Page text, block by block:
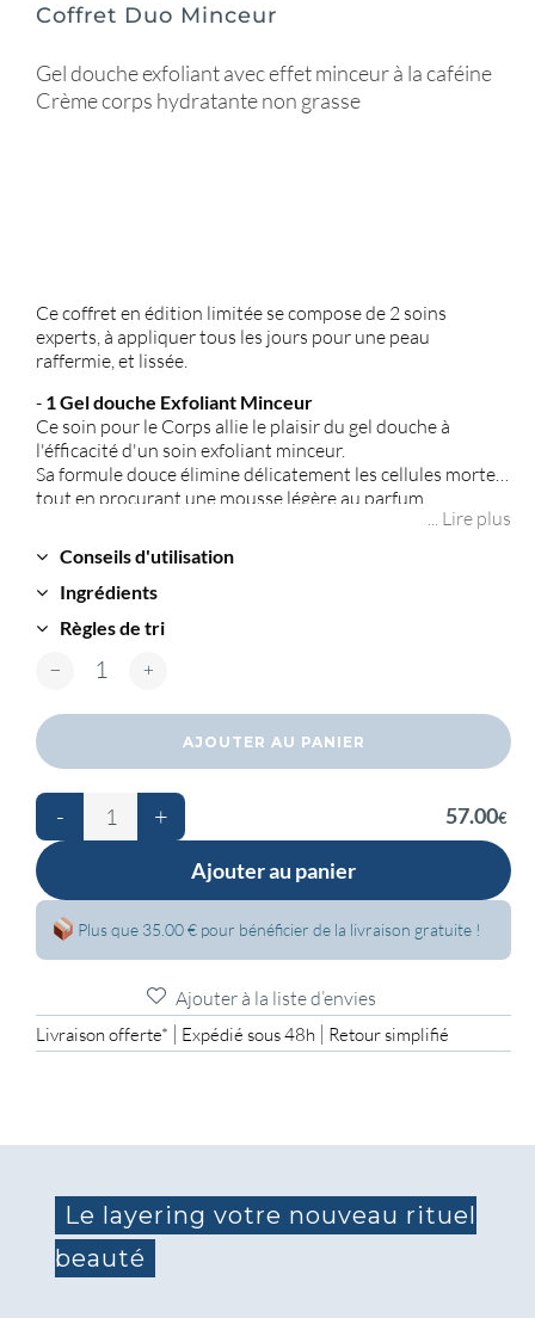
Coffret Duo Minceur
Gel douche exfoliant avec effet minceur à la caféine
Crème corps hydratante non grasse
Ce coffret en édition limitée se compose de 2 soins
experts, à appliquer tous les jours pour une peau
raffermie, et lissée.
- 1 Gel douche Exfoliant Minceur
Ce soin pour le Corps allie le plaisir du gel douche à
l'éfficacité d'un soin exfoliant minceur.
Sa formule douce élimine délicatement les cellules mortes
tout en procurant une mousse légère au parfum
energisant et raffraichissant, offrant ainsi une sensation
dynamisante à la peau.
- 1 Crème Hydratante 24h à l'Aloé Vera
Sa texture onctueuse et non grasse assure une
hydratation continue en déposant un léger film lipidique
sur la peau.
Elle aide à maintenir un niveau d’hydratation naturelle et
journée.
Sa délicate fragrance laisse la peau délicatement
parfumée.
... Lire plus
Conseils d'utilisation
Ingrédients
Règles de tri
quantité de Coffret Duo Minceur
AJOUTER AU PANIER
- + 57.00€
Ajouter au panier
Plus que 35.00 € pour bénéficier de la livraison gratuite !
Ajouter à la liste d’envies
Livraison offerte* | Expédié sous 48h | Retour simplifié
Le layering votre nouveau rituel
beauté